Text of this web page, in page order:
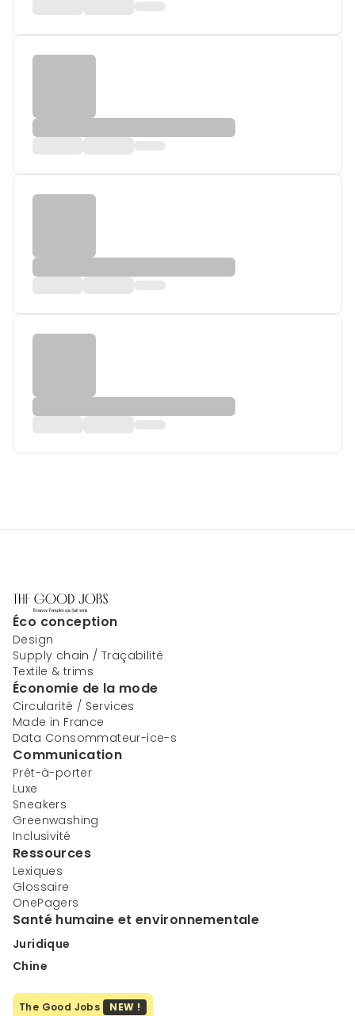
Éco conception
Design
Supply chain / Traçabilité
Textile & trims
Économie de la mode
Circularité / Services
Made in France
Data Consommateur-ice-s
Communication
Prêt-à-porter
Luxe
Sneakers
Greenwashing
Inclusivité
Ressources
Lexiques
Glossaire
OnePagers
Santé humaine et environnementale
Juridique
Chine
The Good Jobs NEW !